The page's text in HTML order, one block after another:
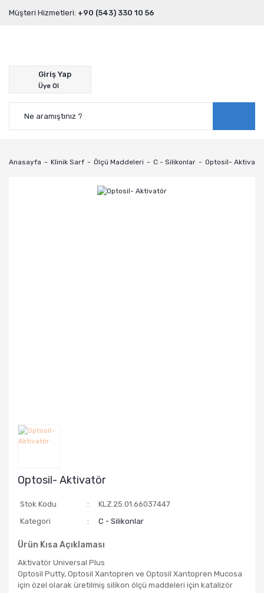
Müşteri Hizmetleri: +90 (543) 330 10 56
Giriş Yap
Üye Ol
Anasayfa Klinik Sarf Ölçü Maddeleri C - Silikonlar Optosil-
Optosil- Aktivatör
Stok Kodu
KLZ.25.01.66037447
Kategori
C - Silikonlar
Ürün Kısa Açıklaması
Aktivatör Universal Plus
Optosil Putty, Optosil Xantopren ve Optosil Xantopren Mucosa
için özel olarak üretilmiş silikon ölçü maddeleri için katalizör